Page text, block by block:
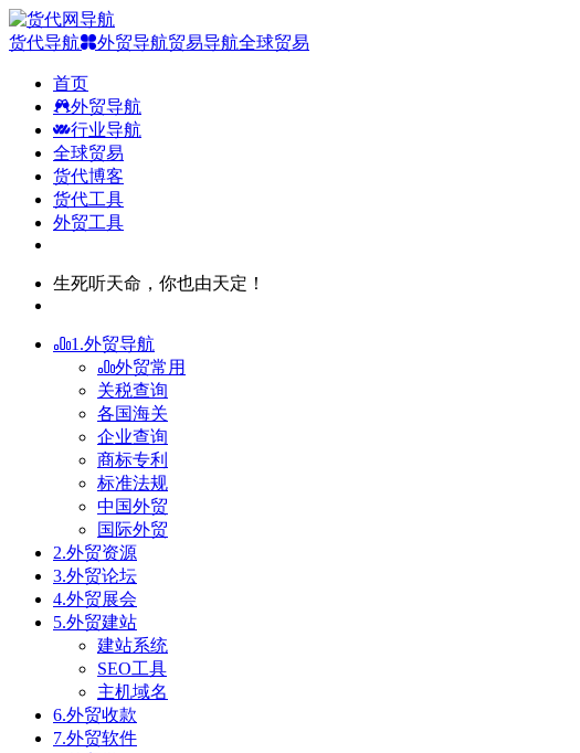
货代导航 外贸导航贸易导航全球贸易
首页
外贸导航
行业导航
全球贸易
货代博客
货代工具
外贸工具
生死听天命，你也由天定！
1.外贸导航
外贸常用
关税查询
各国海关
企业查询
商标专利
标准法规
中国外贸
国际外贸
2.外贸资源
3.外贸论坛
4.外贸展会
5.外贸建站
建站系统
SEO工具
主机域名
6.外贸收款
7.外贸软件